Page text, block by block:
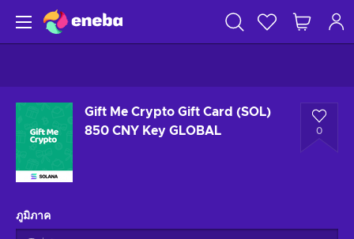
Gift Me Crypto Gift Card (SOL)
850 CNY Key GLOBAL
0
ภูมิภาค